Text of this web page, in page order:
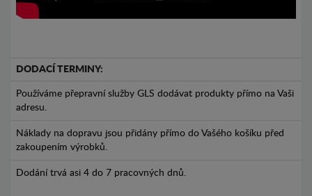
DODACÍ TERMINY:
Používáme přepravní služby GLS dodávat produkty přímo na Vaši
adresu.
Náklady na dopravu jsou přidány přímo do Vašého košíku před
zakoupením výrobků.
Dodání trvá asi 4 do 7 pracovných dnů.